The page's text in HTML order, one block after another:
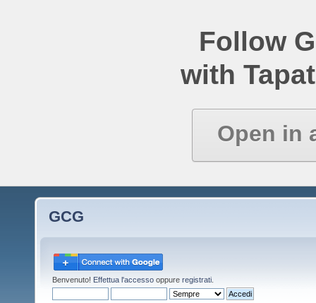
Follow
with
Open in
GCG
Benvenuto! Effettua l'accesso oppure registrati